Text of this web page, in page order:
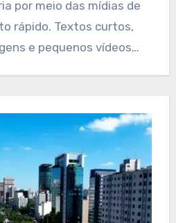
por meio das mídias de
rápido. Textos curtos,
e pequenos vídeos…